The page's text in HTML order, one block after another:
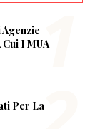
Agenzie
I MUA
Per La